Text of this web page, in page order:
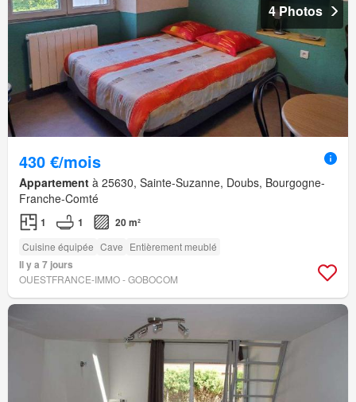
4 Photos
430 €/mois
Appartement à 25630, Sainte-Suzanne, Doubs, Bourgogne-
Franche-Comté
1 1 20 m²
Cuisine équipée Cave Entièrement meublé
Il y a 7 jours
OUESTFRANCE-IMMO - GOBOCOM